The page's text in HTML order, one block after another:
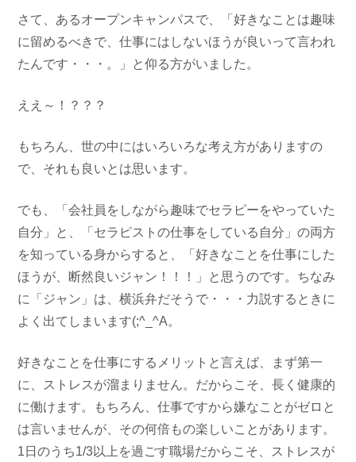
さて、あるオープンキャンパスで、「好きなことは趣味
に留めるべきで、仕事にはしないほうが良いって言われ
たんです・・・。」と仰る方がいました。
ええ～！？？？
もちろん、世の中にはいろいろな考え方がありますの
で、それも良いとは思います。
でも、「会社員をしながら趣味でセラピーをやっていた
自分」と、「セラピストの仕事をしている自分」の両方
を知っている身からすると、「好きなことを仕事にした
ほうが、断然良いジャン！！！」と思うのです。ちなみ
に「ジャン」は、横浜弁だそうで・・・力説するときに
よく出てしまいます(;^_^A。
好きなことを仕事にするメリットと言えば、まず第一
に、ストレスが溜まりません。だからこそ、長く健康的
に働けます。もちろん、仕事ですから嫌なことがゼロと
は言いませんが、その何倍もの楽しいことがあります。
1日のうち1/3以上を過ごす職場だからこそ、ストレスが